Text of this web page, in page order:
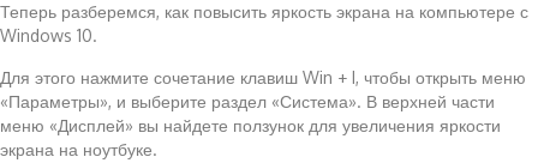
Теперь разберемся, как повысить яркость экрана на компьютере с
Windows 10.
Для этого нажмите сочетание клавиш Win + I, чтобы открыть меню
«Параметры», и выберите раздел «Система». В верхней части
меню «Дисплей» вы найдете ползунок для увеличения яркости
экрана на ноутбуке.